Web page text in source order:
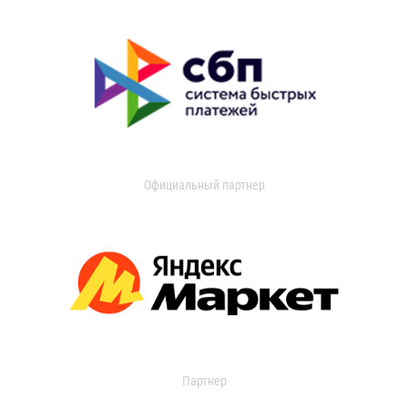
Официальный партнер
Партнер